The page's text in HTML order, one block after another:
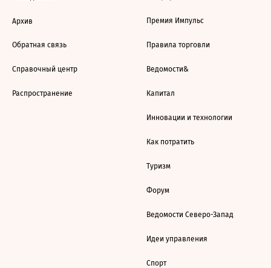
Архив
Обратная связь
Справочный центр
Распространение
Премия Импульс
Правила торговли
Ведомости&
Капитал
Инновации и технологии
Как потратить
Туризм
Форум
Ведомости Северо-Запад
Идеи управления
Спорт